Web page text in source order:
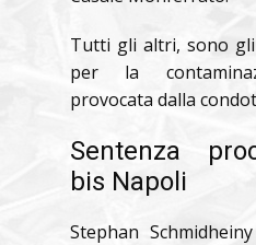
Tutti gli altri, sono
per la
provocata dalla
Sentenza
bis Napoli
Stephan